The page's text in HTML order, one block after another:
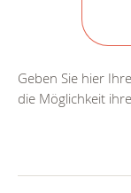
Geben Sie hier
die Möglichkeit